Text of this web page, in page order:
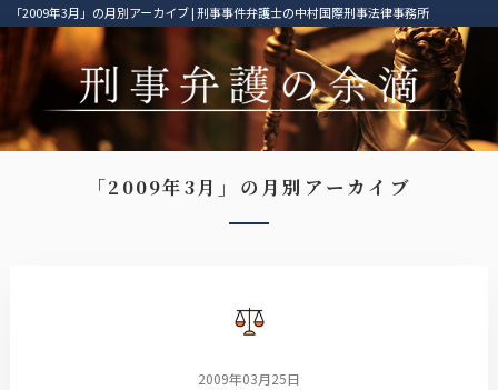
「2009年3月」の月別アーカイブ | 刑事事件弁護士の中村国際刑事法律事務所
「2009年3月」の月別アーカイブ
2009年03月25日